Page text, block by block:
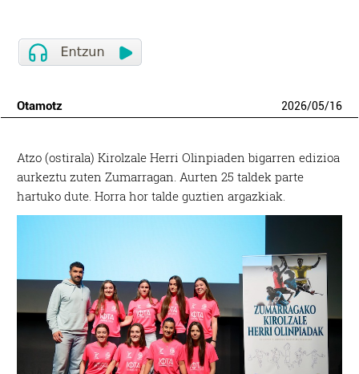
Otamotz 2026/05/16
Atzo (ostirala) Kirolzale Herri Olinpiaden bigarren edizioa
aurkeztu zuten Zumarragan. Aurten 25 taldek parte
hartuko dute. Horra hor talde guztien argazkiak.